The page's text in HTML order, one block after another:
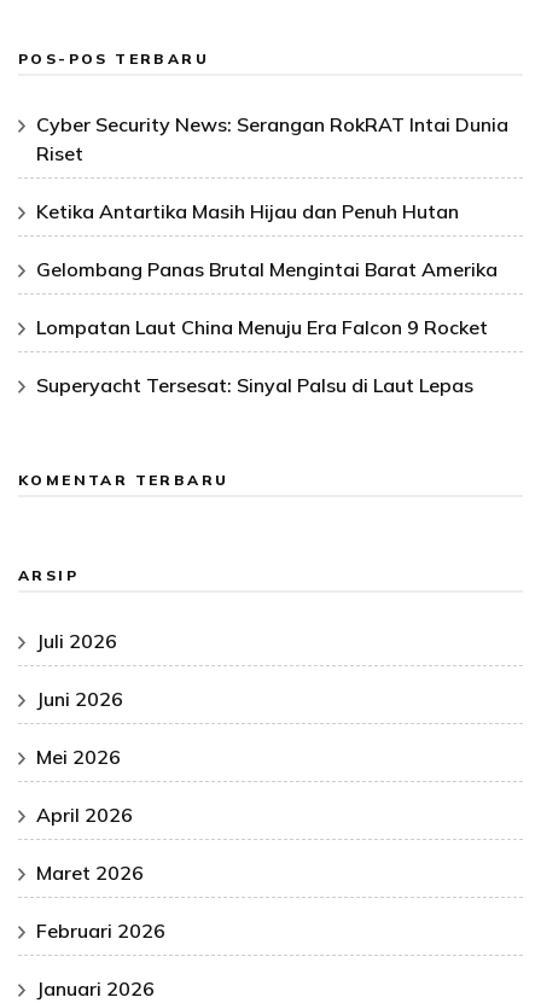
POS-POS TERBARU
Cyber Security News: Serangan RokRAT Intai Dunia
Riset
Ketika Antartika Masih Hijau dan Penuh Hutan
Gelombang Panas Brutal Mengintai Barat Amerika
Lompatan Laut China Menuju Era Falcon 9 Rocket
Superyacht Tersesat: Sinyal Palsu di Laut Lepas
KOMENTAR TERBARU
ARSIP
Juli 2026
Juni 2026
Mei 2026
April 2026
Maret 2026
Februari 2026
Januari 2026